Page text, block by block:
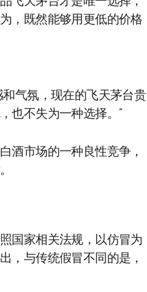
，既然能够用更低的价格
气氛，现在的飞天茅台贵
也不失为一种选择。”
酒市场的一种良性竞争，
国家相关法规，以仿冒为
，与传统假冒不同的是，